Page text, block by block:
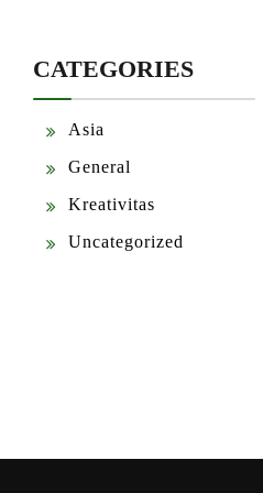
CATEGORIES
Asia
General
Kreativitas
Uncategorized